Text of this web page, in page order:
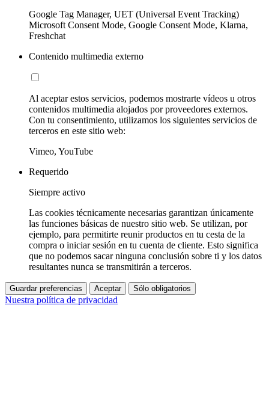
Google Tag Manager, UET (Universal Event Tracking)
Microsoft Consent Mode, Google Consent Mode, Klarna,
Freshchat
Contenido multimedia externo
Al aceptar estos servicios, podemos mostrarte vídeos u otros
contenidos multimedia alojados por proveedores externos.
Con tu consentimiento, utilizamos los siguientes servicios de
terceros en este sitio web:
Vimeo, YouTube
Requerido
Siempre activo
Las cookies técnicamente necesarias garantizan únicamente
las funciones básicas de nuestro sitio web. Se utilizan, por
ejemplo, para permitirte reunir productos en tu cesta de la
compra o iniciar sesión en tu cuenta de cliente. Esto significa
que no podemos sacar ninguna conclusión sobre ti y los datos
resultantes nunca se transmitirán a terceros.
Guardar preferencias Aceptar Sólo obligatorios
Nuestra política de privacidad